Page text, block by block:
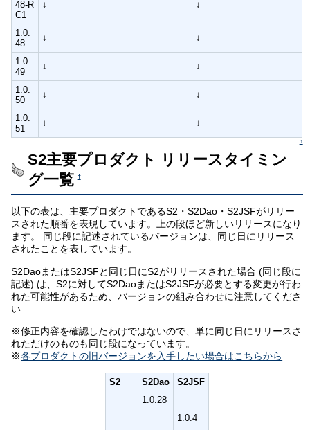
48-R
C1
↓ ↓
1.0.
48
↓ ↓
1.0.
49
↓ ↓
1.0.
50
↓ ↓
1.0.
51
↓ ↓
↑
S2主要プロダクト リリースタイミン
グ一覧 †
以下の表は、主要プロダクトであるS2・S2Dao・S2JSFがリリー
スされた順番を表現しています。上の段ほど新しいリリースになり
ます。 同じ段に記述されているバージョンは、同じ日にリリース
されたことを表しています。
S2DaoまたはS2JSFと同じ日にS2がリリースされた場合 (同じ段に
記述) は、S2に対してS2DaoまたはS2JSFが必要とする変更が行わ
れた可能性があるため、バージョンの組み合わせに注意してくださ
い
※修正内容を確認したわけではないので、単に同じ日にリリースさ
れただけのものも同じ段になっています。
※各プロダクトの旧バージョンを入手したい場合はこちらから
S2 S2Dao
S2JSF
1.0.28
1.0.4